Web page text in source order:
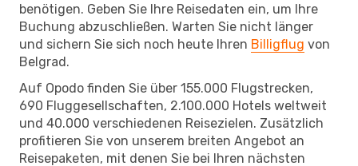
benötigen. Geben Sie Ihre Reisedaten ein, um Ihre
Buchung abzuschließen. Warten Sie nicht länger
und sichern Sie sich noch heute Ihren Billigflug von
Belgrad.
Auf Opodo finden Sie über 155.000 Flugstrecken,
690 Fluggesellschaften, 2.100.000 Hotels weltweit
und 40.000 verschiedenen Reisezielen. Zusätzlich
profitieren Sie von unserem breiten Angebot an
Reisepaketen, mit denen Sie bei Ihren nächsten